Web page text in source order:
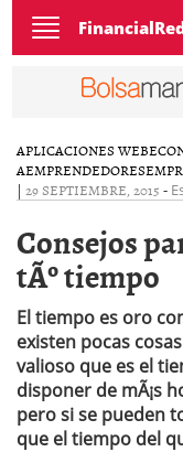
Toggle
navigation
APLICACIONES WEB
AEMPRENDEDORES
| 29 SEPTIEMBRE, 2015 -
Consejos
tÃº tiempo
El tiempo es oro
existen pocas
valioso que es el
disponer de mÃ¡s
pero si se pueden
que el tiempo del